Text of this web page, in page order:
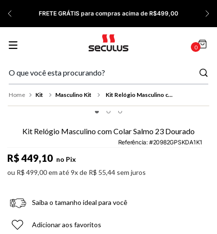
FRETE GRÁTIS para compras acima de R$499,00
0
Kit Masculino Kit Kit Relógio Masculino com Colar Salmo 23 Dourado
Kit Relógio Masculino com Colar Salmo 23 Dourado
Referência: 20982GPSKDA1K1
R$449,10 no Pix
ou R$ 499,00em até9x de R$ 55,44 sem juros
Saiba o tamanho ideal para você
Adicionar aos favoritos
9º